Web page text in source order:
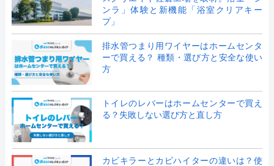
ンラ」体験と新機能「浴室クリアキー
プ」
排水管つまり用ワイヤーはホームセンタ
ーで買える？ 種類・選び方と安全な使い
方
トイレのレバーはホームセンターで買え
る？失敗しない選び方と直し方
カビキラーとカビハイターの違いは？使